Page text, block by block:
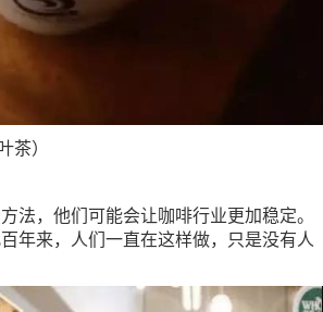
茶）
法，他们可能会让咖啡行业更加稳定。
年来，人们一直在这样做，只是没有人